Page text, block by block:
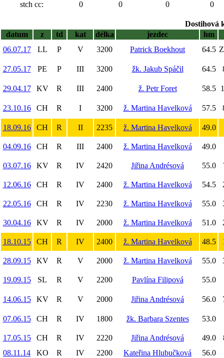
stch cc:
0 0 0 0
Dostihová
datum
z td kat délka jezdec
hm
06.07.17
LL P V 3200 Patrick Boekhout 64.5
27.05.17 PE P III 3200 žk. Jakub Spáčil 64.5
29.04.17 KV R III 2400 ž. Petr Foret 58.5
23.10.16 CH R I 3200 ž. Martina Havelková 57.5
18.09.16 CH R II 2235 ž. Martina Havelková 49.0
04.09.16 CH R III 2400 ž. Martina Havelková 49.0
03.07.16 KV R IV 2420 Jiřina Andrésová 55.0
12.06.16 CH R IV 2400 ž. Martina Havelková 54.5
22.05.16 CH R IV 2230 ž. Martina Havelková 55.0
30.04.16 KV R IV 2000 ž. Martina Havelková 51.0
18.10.15 CH R IV 2400 ž. Martina Havelková 48.5
28.09.15 KV R V 2000 ž. Martina Havelková 55.0
19.09.15 SL R V 2200 Pavlína Filipová 55.0
14.06.15 KV R V 2000 Jiřina Andrésová 56.0
07.06.15 CH R IV 1800 žk. Barbara Szentes 53.0
17.05.15 CH R IV 2220 Jiřina Andrésová 49.0
08.11.14
KO R IV 2200 Kateřina Hlubučková
56.0